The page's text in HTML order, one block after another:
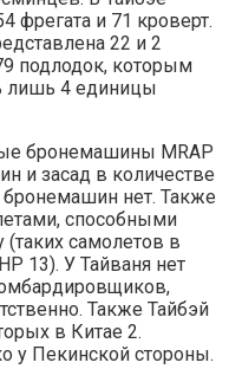
фрегата и 71 кроверт.
22 и 2
подлодок, которым
лишь 4 единицы
бронемашины MRAP
и засад в количестве
бронемашин нет. Также
способными
самолетов в
13). У Тайваня нет
Также Тайбэй
в Китае 2.
у Пекинской стороны.